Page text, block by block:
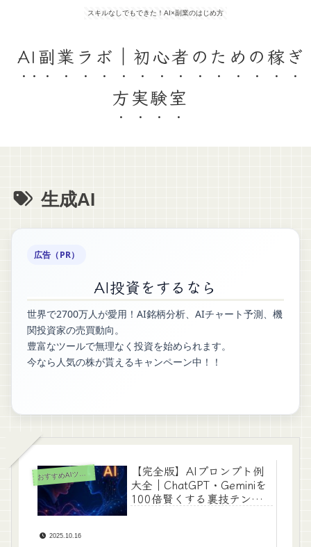
スキルなしでもできた！AI×副業のはじめ方
AI副業ラボ｜初心者のための稼ぎ
方実験室
生成AI
広告（PR）
AI投資をするなら
世界で2700万人が愛用！AI銘柄分析、AIチャート予測、機
関投資家の売買動向。
豊富なツールで無理なく投資を始められます。
今なら人気の株が貰えるキャンペーン中！！
おすすめAIツール紹介
【完全版】AIプロンプト例
大全｜ChatGPT・Geminiを
100倍賢くする裏技テンプ
2025.10.16